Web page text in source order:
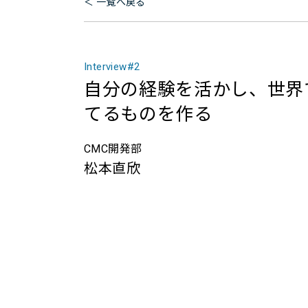
Interview#2
自分の経験を活かし、世
てるものを作る
CMC開発部
松本直欣